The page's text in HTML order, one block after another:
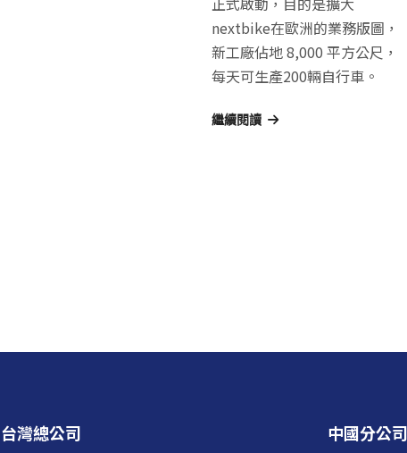
nextbike在歐洲的業務版圖，
新工廠佔地 8,000 平方公尺，
每天可生產200輛自行車。
繼續閱讀
台灣總公司 中國分公司